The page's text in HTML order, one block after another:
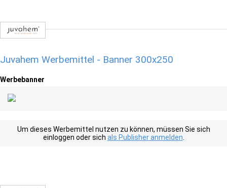
Juvahem Werbemittel - Banner 300x250
Werbebanner
Um dieses Werbemittel nutzen zu können, müssen Sie sich
einloggen oder sich als Publisher anmelden